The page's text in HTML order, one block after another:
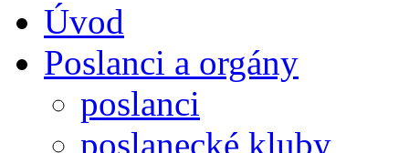
Úvod
Poslanci a orgány
poslanci
poslanecké kluby